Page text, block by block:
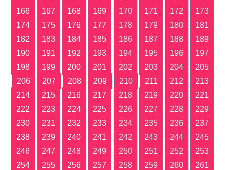
166
167 168 169 170 171 172
173
174
175 176 177 178 179 180
181
182
183 184 185 186 187 188
189
190
191 192 193 194 195 196
197
198
199 200 201 202 203 204
205
206
207 208 209 210 211 212
213
214
215 216 217 218 219 220
221
222
223 224 225 226 227 228
229
230
231 232 233 234 235 236
237
238
239 240 241 242 243 244
245
246
247 248 249 250 251 252
253
254
255 256 257 258 259 260
261